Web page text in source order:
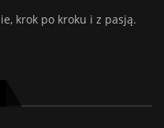
krok po kroku i z pasją.